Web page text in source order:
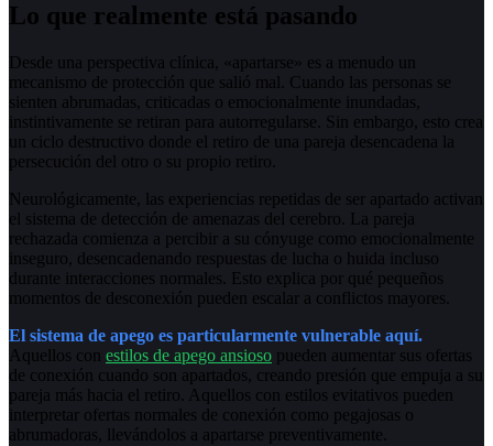
Lo que realmente está pasando
Desde una perspectiva clínica, «apartarse» es a menudo un
mecanismo de protección que salió mal. Cuando las personas se
sienten abrumadas, criticadas o emocionalmente inundadas,
instintivamente se retiran para autorregularse. Sin embargo, esto crea
un ciclo destructivo donde el retiro de una pareja desencadena la
persecución del otro o su propio retiro.
Neurológicamente, las experiencias repetidas de ser apartado activan
el sistema de detección de amenazas del cerebro. La pareja
rechazada comienza a percibir a su cónyuge como emocionalmente
inseguro, desencadenando respuestas de lucha o huida incluso
durante interacciones normales. Esto explica por qué pequeños
momentos de desconexión pueden escalar a conflictos mayores.
El sistema de apego es particularmente vulnerable aquí.
Aquellos con estilos de apego ansioso pueden aumentar sus ofertas
de conexión cuando son apartados, creando presión que empuja a su
pareja más hacia el retiro. Aquellos con estilos evitativos pueden
interpretar ofertas normales de conexión como pegajosas o
abrumadoras, llevándolos a apartarse preventivamente.